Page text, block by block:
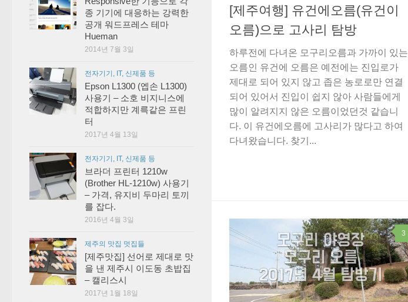
[제주여행] 유건에오름(유건이
오름)으로 고사리 탐방
하루전에 다녀온 모구리오름과 가까이 있는
오름인 유건에 오름은 예전에는 진입로가
제대로 되어 있지 않고 좁은 농로로만 연결
되어 있어서 진입이 쉽지 않아 사람들에게
많이 알려지지 않은 오름이었던것 같습니
다. 이 유건에오름에 고사리가 많다고 하여
다녀왔습니다. 찾기...
3
종 기기에 대응하는 강력한
공개 워드프레스 테마
Hueman
2014년 7월 3일
전자기기, IT, 신제품 등
Epson L1300 (엡손 L1300)
사용기 – 소호 비지니스에
적합하지만 계륵같은 프린
터
2017년 4월 13일
전자기기, IT, 신제품 등
브라더 프린터 1210w
(Brother HL-1210w) 사용기
– 가격, 유지비 두마리 토끼
를 잡다.
2016년 4월 3일
제주의 맛집 멋집들
[제주맛집] 선어로 제대로 맛
을 낸 제주시 이도동 초밥집
– 캘리스시
2017년 1월 18일